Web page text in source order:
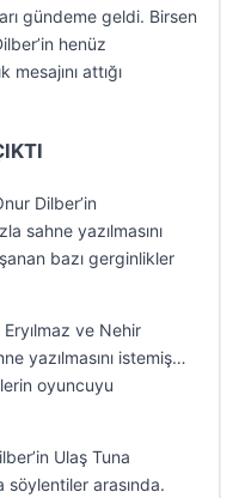
gündeme geldi. Birsen
henüz
attığı
Dilber’in
sahne yazılmasını
bazı gerginlikler
ve Nehir
yazılmasını istemiş…
oyuncuyu
Ulaş Tuna
söylentiler arasında.